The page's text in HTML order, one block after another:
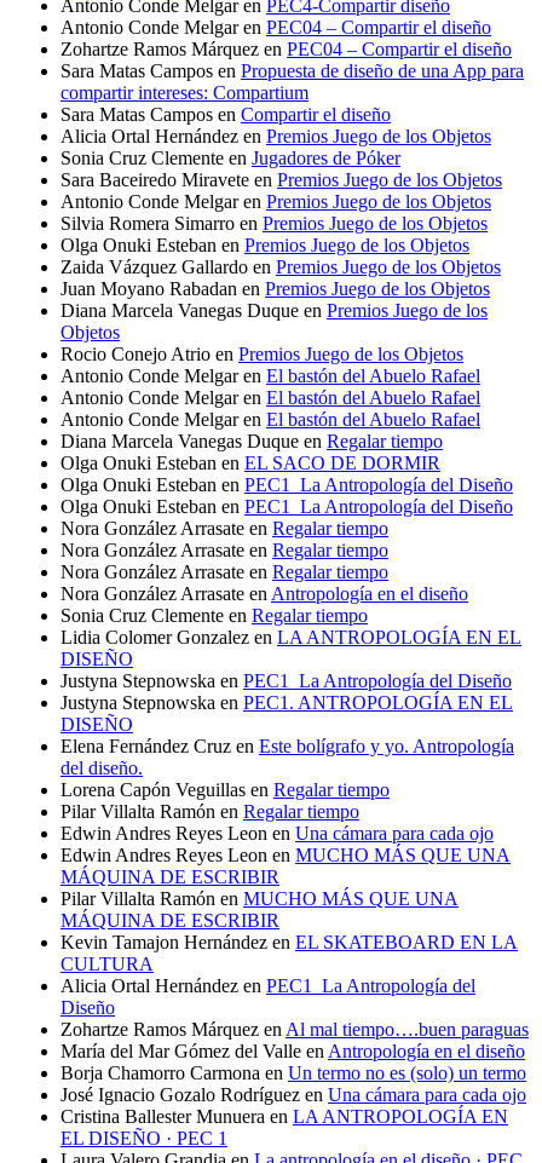
Antonio Conde Melgaren PEC4-Compartir diseño
Antonio Conde Melgaren PEC04 – Compartir el diseño
Zohartze Ramos Márquez en PEC04 – Compartir el diseño
Sara Matas Campos en Propuesta de diseño de una App para
compartir intereses: Compartium
Sara Matas Campos en Compartir el diseño
Alicia Ortal Hernández en Premios Juego de los Objetos
Sonia Cruz Clemente en Jugadores de Póker
Sara Baceiredo Miravete en Premios Juego de los Objetos
Antonio Conde Melgaren Premios Juego de los Objetos
Silvia Romera Simarro en Premios Juego de los Objetos
Olga Onuki Esteban en Premios Juego de los Objetos
Zaida Vázquez Gallardo en Premios Juego de los Objetos
Juan Moyano Rabadan en Premios Juego de los Objetos
Diana Marcela Vanegas Duque en Premios Juego de los
Objetos
Rocio Conejo Atrio en Premios Juego de los Objetos
Antonio Conde Melgaren El bastón del Abuelo Rafael
Antonio Conde Melgaren El bastón del Abuelo Rafael
Antonio Conde Melgaren El bastón del Abuelo Rafael
Diana Marcela Vanegas Duque en Regalar tiempo
Olga Onuki Esteban en EL SACO DE DORMIR
Olga Onuki Esteban en PEC1_La Antropología del Diseño
Olga Onuki Esteban en PEC1_La Antropología del Diseño
Nora González Arrasate en Regalar tiempo
Nora González Arrasate en Regalar tiempo
Nora González Arrasate en Regalar tiempo
Nora González Arrasate en Antropología en el diseño
Sonia Cruz Clemente en Regalar tiempo
Lidia Colomer Gonzalez en LA ANTROPOLOGÍA EN EL
DISEÑO
Justyna Stepnowska en PEC1_La Antropología del Diseño
Justyna Stepnowska en PEC1. ANTROPOLOGÍA EN EL
DISEÑO
Elena Fernández Cruz en Este bolígrafo y yo. Antropología
del diseño.
Lorena Capón Veguillas en Regalar tiempo
Pilar Villalta Ramón en Regalar tiempo
Edwin Andres Reyes Leon en Una cámara para cada ojo
Edwin Andres Reyes Leon en MUCHO MÁS QUE UNA
MÁQUINA DE ESCRIBIR
Pilar Villalta Ramón en MUCHO MÁS QUE UNA
MÁQUINA DE ESCRIBIR
Kevin Tamajon Hernández en EL SKATEBOARD EN LA
CULTURA
Alicia Ortal Hernández en PEC1_La Antropología del
Diseño
Zohartze Ramos Márquez en Al mal tiempo….buen paraguas
María del Mar Gómez del Valle en Antropología en el diseño
Borja Chamorro Carmona en Un termo no es (solo) un termo
José Ignacio Gozalo Rodríguez en Una cámara para cada ojo
Cristina Ballester Munuera en LA ANTROPOLOGÍA EN
EL DISEÑO · PEC 1